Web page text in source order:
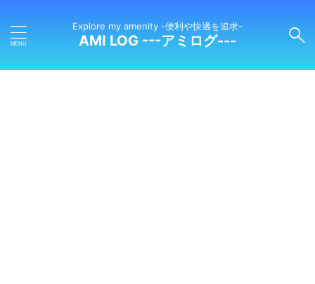
Explore my amenity -便利や快適を追求-
AMI LOG ---アミログ---